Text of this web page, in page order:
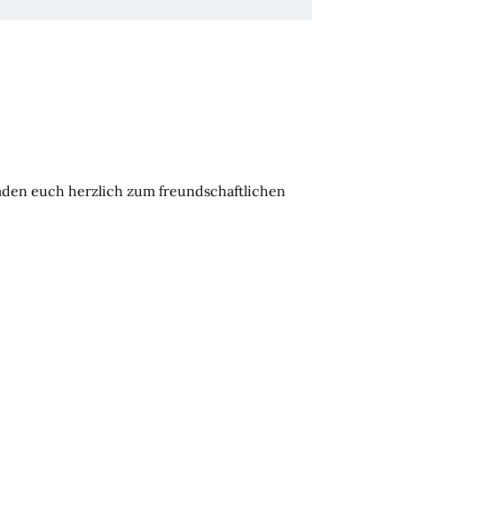
euch herzlich zum freundschaftlichen